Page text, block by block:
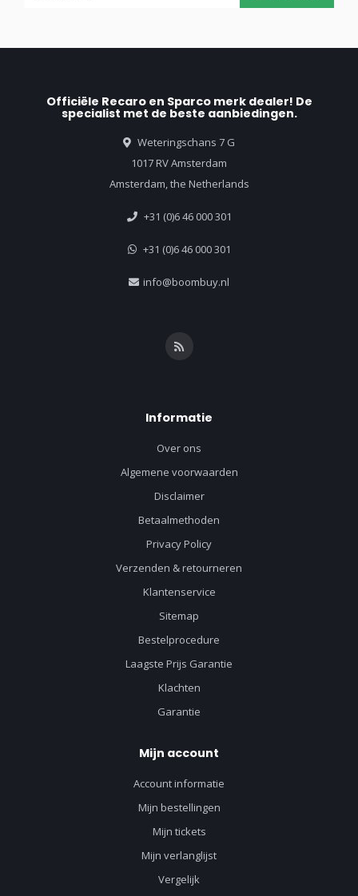
Officiële Recaro en Sparco merk dealer! De
specialist met de beste aanbiedingen.
Weteringschans 7 G
1017 RV Amsterdam
Amsterdam, the Netherlands
+31 (0)6 46 000 301
+31 (0)6 46 000 301
info@boombuy.nl
Informatie
Over ons
Algemene voorwaarden
Disclaimer
Betaalmethoden
Privacy Policy
Verzenden & retourneren
Klantenservice
Sitemap
Bestelprocedure
Laagste Prijs Garantie
Klachten
Garantie
Mijn account
Account informatie
Mijn bestellingen
Mijn tickets
Mijn verlanglijst
Vergelijk